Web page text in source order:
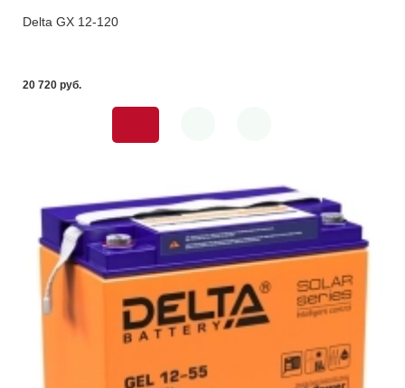
Delta GX 12-120
20 720 pуб.